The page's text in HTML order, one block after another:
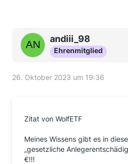
andiii_98
Ehrenmitglied
26. Oktober 2023 um 19:36
Zitat von WolfETF
Meines Wissens gibt es in
„gesetzliche
€!!!